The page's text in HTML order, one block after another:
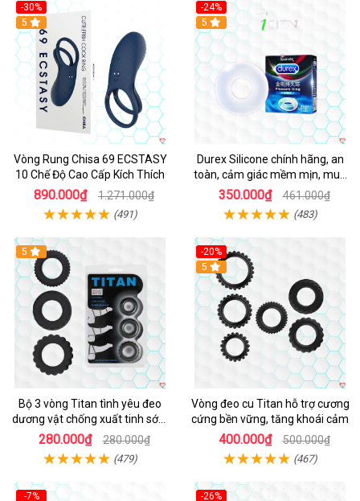
-30%
Hot
5
Vòng Rung Chisa 69 ECSTASY
10 Chế Độ Cao Cấp Kích Thích
890.000₫ 1.271.000₫
(491)
-24%
5
Durex Silicone chính hãng, an
toàn, cảm giác mềm mịn, mua
ngay
350.000₫ 461.000₫
(483)
5
Bộ 3 vòng Titan tình yêu đeo
dương vật chống xuất tinh sớm
chất liệu silicon y tế
280.000₫ 280.000₫
(479)
-20%
Hot
5
Vòng đeo cu Titan hỗ trợ cương
cứng bền vững, tăng khoái cảm
400.000₫ 500.000₫
(467)
-7%
-26%